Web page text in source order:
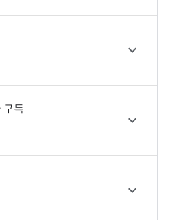

독

